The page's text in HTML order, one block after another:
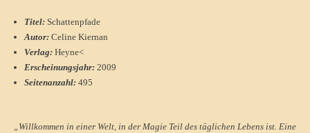
Titel: Schattenpfade
Autor: Celine Kiernan
Verlag: Heyne<
Erscheinungsjahr: 2009
Seitenanzahl: 495
„Willkommen in einer Welt, in der Magie Teil des täglichen Lebens ist. Eine